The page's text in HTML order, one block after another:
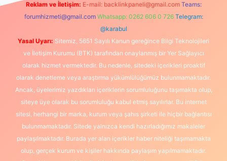
Reklam ve İletişim: E-mail: backlinkpaneli@gmail.com Teams:
forumhizmeti@gmail.com Whatsapp: 0262 606 0 726 Telegram:
@karabul
Yasal Uyarı: Sitemiz, 5651 Sayılı Kanun gereğince Bilgi Teknolojileri
ve İletişim Kurumu (BTK) tarafından onaylanmış bir Yer Sağlayıcı
olarak hizmet vermektedir. Bu nedenle, sitedeki içerikleri proaktif
olarak denetleme veya araştırma yükümlülüğümüz bulunmamaktadır.
Ancak, üyelerimiz yazdıkları içeriklerin sorumluluğunu taşımakta olup,
siteye üye olarak bu sorumluluğu kabul etmiş sayılırlar. Bu internet
sitesi, herhangi bir marka, kurum veya şahıs şirketi ile hiçbir bağlantısı
bulunmamaktadır. Sitede yalnızca kendi hazırladığımız makaleler
paylaşılmaktadır. Burada yer alan içerikler haber niteliği taşımamakta
olup, gerçek kurum ve kişiler hakkında paylaşım yapılmamaktadır.